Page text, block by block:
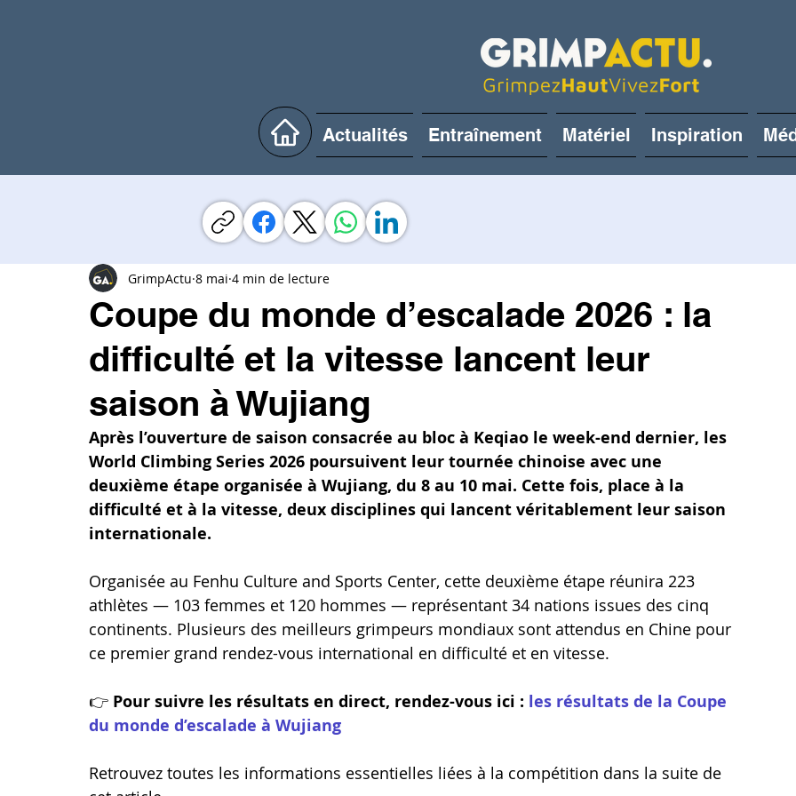
Actualités Entraînement Matériel Inspiration
Coupe du monde d’escalade 2026 : la
difficulté et la vitesse lancent leur
saison à Wujiang
GrimpActu 8 mai 4 min de lecture
Après l’ouverture de saison consacrée au bloc à Keqiao le week-end dernier, les
World Climbing Series 2026 poursuivent leur tournée chinoise avec une
deuxième étape organisée à Wujiang, du 8 au 10 mai. Cette fois, place à la
difficulté et à la vitesse, deux disciplines qui lancent véritablement leur saison
internationale.
Organisée au Fenhu Culture and Sports Center, cette deuxième étape réunira 223
athlètes — 103 femmes et 120 hommes — représentant 34 nations issues des cinq
continents. Plusieurs des meilleurs grimpeurs mondiaux sont attendus en Chine pour
ce premier grand rendez-vous international en difficulté et en vitesse.
👉 Pour suivre les résultats en direct, rendez-vous ici : les résultats de la Coupe
du monde d’escalade à Wujiang
Retrouvez toutes les informations essentielles liées à la compétition dans la suite de